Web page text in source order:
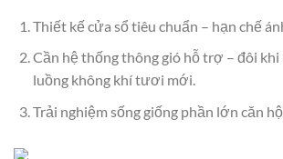
Thiết kế cửa sổ tiêu chuẩn – hạn chế
Cần hệ thống thông gió hỗ trợ – đôi khi
luồng không khí tươi mới.
Trải nghiệm sống giống phần lớn căn